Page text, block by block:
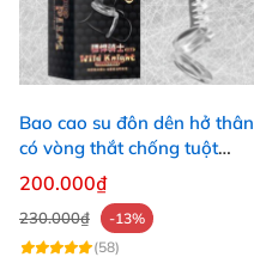
Bao cao su đôn dên hở thân
có vòng thắt chống tuột
Wild Knight
200.000₫
230.000₫
-13%
(58)